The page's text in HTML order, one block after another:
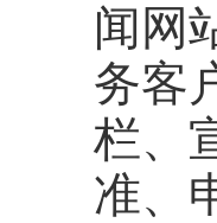
闻网
务客
栏、
准、